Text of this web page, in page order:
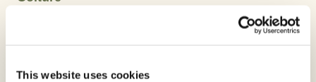
This website uses cookies